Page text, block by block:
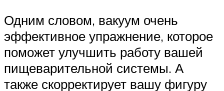
Одним словом, вакуум очень
эффективное упражнение, которое
поможет улучшить работу вашей
пищеварительной системы. А
также скорректирует вашу фигуру